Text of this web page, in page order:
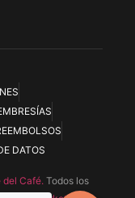
DATOS
del Café.Todos los